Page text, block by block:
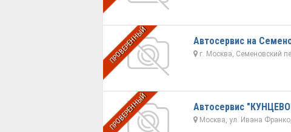
ПРОВЕРЕННЫЙ Автосервис на
г. Москва, Семеновский
ПРОВЕРЕННЫЙ Автосервис
Москва, ул. Ивана